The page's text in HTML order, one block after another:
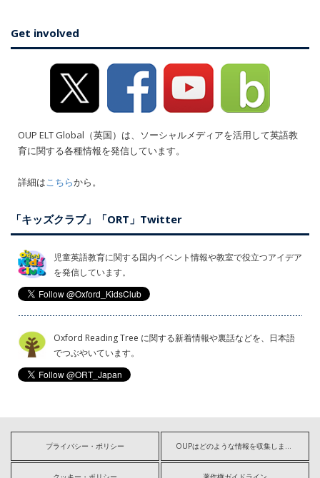
Get involved
OUP ELT Global（英国）は、ソーシャルメディアを活用して英語教
育に関する各種情報を発信しています。
詳細はこちらから。
「キッズクラブ」「ORT」Twitter
児童英語教育に関する国内イベント情報や教室で役立つアイデア
を発信しています。
Oxford Reading Tree に関する新着情報や裏話などを、日本語
でつぶやいています。
プライバシー・ポリシー OUPはどのような情報を収集しますか?